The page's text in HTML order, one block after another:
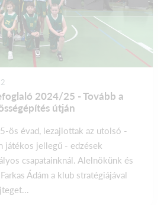
2024/25 - ​Tovább a
útján
ös évad, lezajlottak az utolsó -
játékos jellegű - edzések
csapatainknál. Alelnökünk és
Ádám a klub stratégiájával